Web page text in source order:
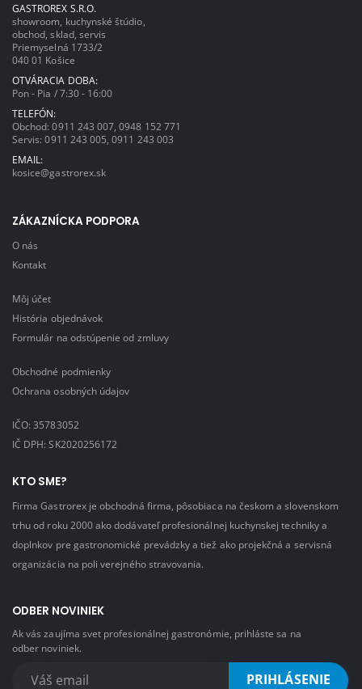
GASTROREX S.R.O.
showroom, kuchynské štúdio,
obchod, sklad, servis
Priemyselná 1733/2
040 01 Košice
OTVÁRACIA DOBA:
Pon - Pia / 7:30 - 16:00
TELEFÓN:
Obchod:0911 243 007 ,0948 152 771
Servis:0911 243 005 ,0911 243 003
EMAIL:
kosice@gastrorex.sk
ZÁKAZNÍCKA PODPORA
O nás
Kontakt
Môj účet
História objednávok
Formulár na odstúpenie od zmluvy
Obchodné podmienky
Ochrana osobných údajov
IČO: 35783052
IČ DPH: SK2020256172
KTO SME?
Firma Gastrorex je obchodná firma, pôsobiaca na českom a slovenskom
trhu od roku 2000 ako dodávateľ profesionálnej kuchynskej techniky a
doplnkov pre gastronomické prevádzky a tiež ako projekčná a servisná
organizácia na poli verejného stravovania.
ODBER NOVINIEK
Ak vás zaujíma svet profesionálnej gastronómie, prihláste sa na
odber noviniek.